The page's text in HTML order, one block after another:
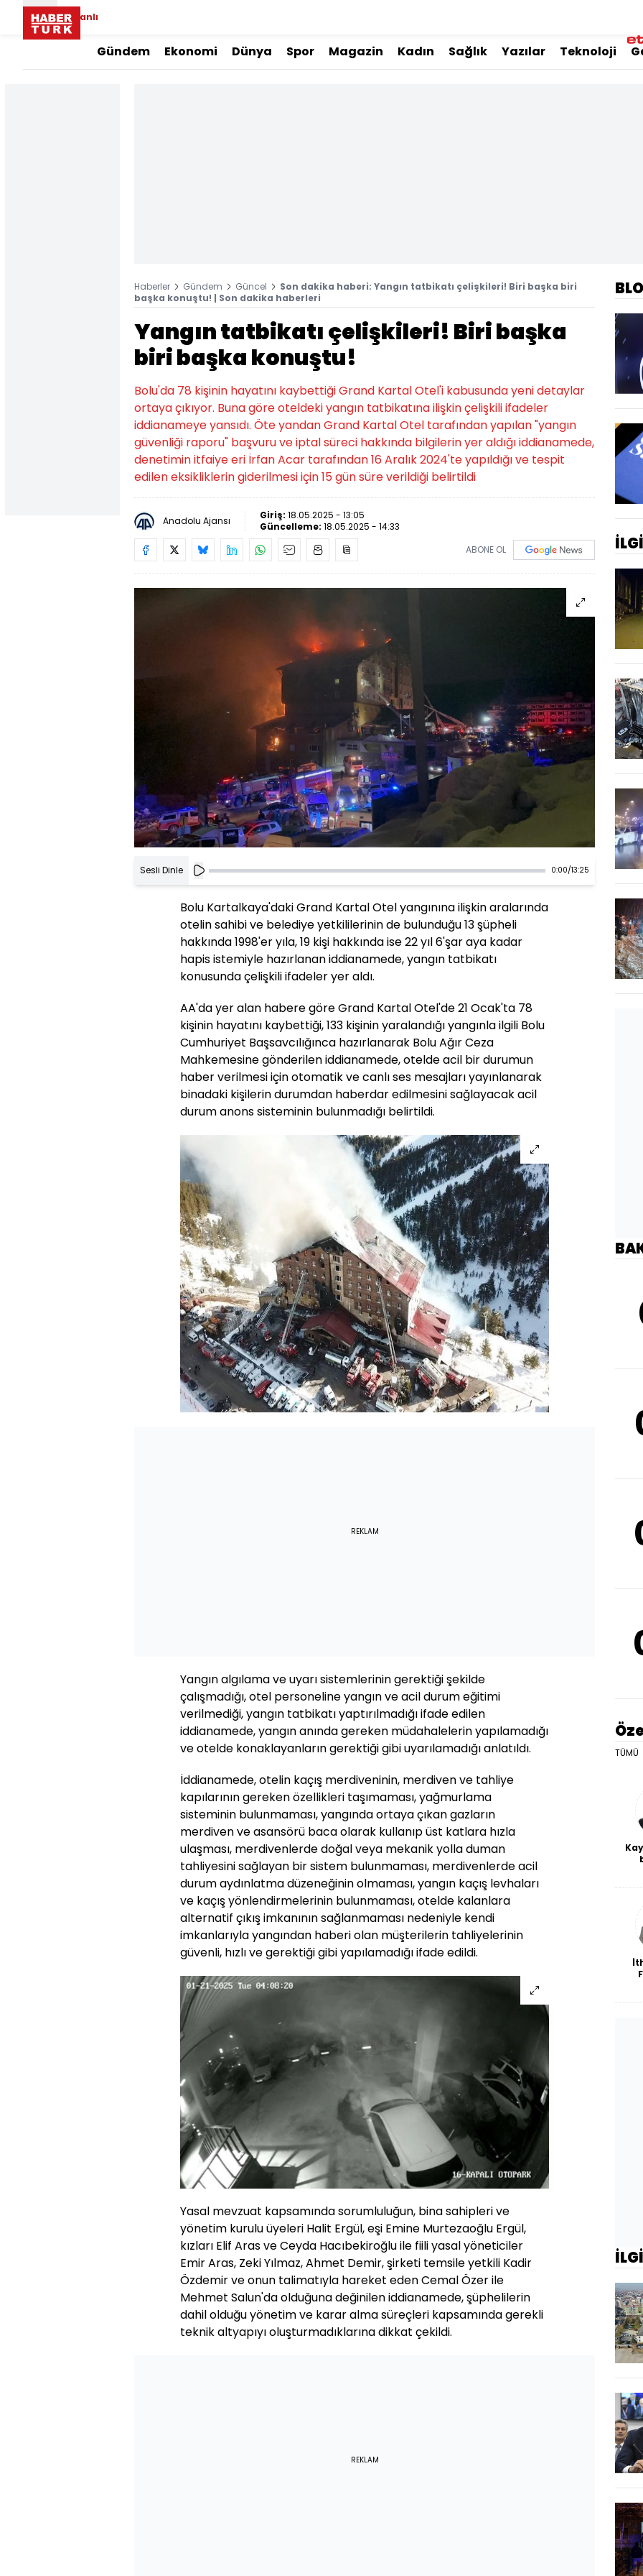
Canlı
Gündem Ekonomi Dünya Spor Magazin Kadın Sağlık Yazılar Teknoloji
Haberler Gündem Güncel
Son dakika haberi: Yangın tatbikatı çelişkileri! Biri başka biri
başka konuştu! | Son dakika haberleri
Yangın tatbikatı çelişkileri! Biri başka
biri başka konuştu!
Bolu'da 78 kişinin hayatını kaybettiği Grand Kartal Otel'i kabusunda yeni detaylar
ortaya çıkıyor. Buna göre oteldeki yangın tatbikatına ilişkin çelişkili ifadeler
iddianameye yansıdı. Öte yandan Grand Kartal Otel tarafından yapılan "yangın
güvenliği raporu" başvuru ve iptal süreci hakkında bilgilerin yer aldığı iddianamede,
denetimin itfaiye eri İrfan Acar tarafından 16 Aralık 2024'te yapıldığı ve tespit
edilen eksikliklerin giderilmesi için 15 gün süre verildiği belirtildi
Anadolu Ajansı Giriş: 18.05.2025 - 13:05
Güncelleme: 18.05.2025 - 14:33
ABONE OL
Sesli Dinle 0:00/13:25
Bolu Kartalkaya'daki Grand Kartal Otel yangınına ilişkin aralarında
otelin sahibi ve belediye yetkililerinin de bulunduğu 13 şüpheli
hakkında 1998'er yıla, 19 kişi hakkında ise 22 yıl 6'şar aya kadar
hapis istemiyle hazırlanan iddianamede, yangın tatbikatı
konusunda çelişkili ifadeler yer aldı.
AA'da yer alan habere göre Grand Kartal Otel'de 21 Ocak'ta 78
kişinin hayatını kaybettiği, 133 kişinin yaralandığı yangınla ilgili Bolu
Cumhuriyet Başsavcılığınca hazırlanarak Bolu Ağır Ceza
Mahkemesine gönderilen iddianamede, otelde acil bir durumun
haber verilmesi için otomatik ve canlı ses mesajları yayınlanarak
binadaki kişilerin durumdan haberdar edilmesini sağlayacak acil
durum anons sisteminin bulunmadığı belirtildi.
REKLAM
Yangın algılama ve uyarı sistemlerinin gerektiği şekilde
çalışmadığı, otel personeline yangın ve acil durum eğitimi
verilmediği, yangın tatbikatı yaptırılmadığı ifade edilen
iddianamede, yangın anında gereken müdahalelerin yapılamadığı
ve otelde konaklayanların gerektiği gibi uyarılamadığı anlatıldı.
İddianamede, otelin kaçış merdiveninin, merdiven ve tahliye
kapılarının gereken özellikleri taşımaması, yağmurlama
sisteminin bulunmaması, yangında ortaya çıkan gazların
merdiven ve asansörü baca olarak kullanıp üst katlara hızla
ulaşması, merdivenlerde doğal veya mekanik yolla duman
tahliyesini sağlayan bir sistem bulunmaması, merdivenlerde acil
durum aydınlatma düzeneğinin olmaması, yangın kaçış levhaları
ve kaçış yönlendirmelerinin bulunmaması, otelde kalanlara
alternatif çıkış imkanının sağlanmaması nedeniyle kendi
imkanlarıyla yangından haberi olan müşterilerin tahliyelerinin
güvenli, hızlı ve gerektiği gibi yapılamadığı ifade edildi.
Yasal mevzuat kapsamında sorumluluğun, bina sahipleri ve
yönetim kurulu üyeleri Halit Ergül, eşi Emine Murtezaoğlu Ergül,
kızları Elif Aras ve Ceyda Hacıbekiroğlu ile fiili yasal yöneticiler
Emir Aras, Zeki Yılmaz, Ahmet Demir, şirketi temsile yetkili Kadir
Özdemir ve onun talimatıyla hareket eden Cemal Özer ile
Mehmet Salun'da olduğuna değinilen iddianamede, şüphelilerin
dahil olduğu yönetim ve karar alma süreçleri kapsamında gerekli
teknik altyapıyı oluşturmadıklarına dikkat çekildi.
REKLAM
TÜMÜ